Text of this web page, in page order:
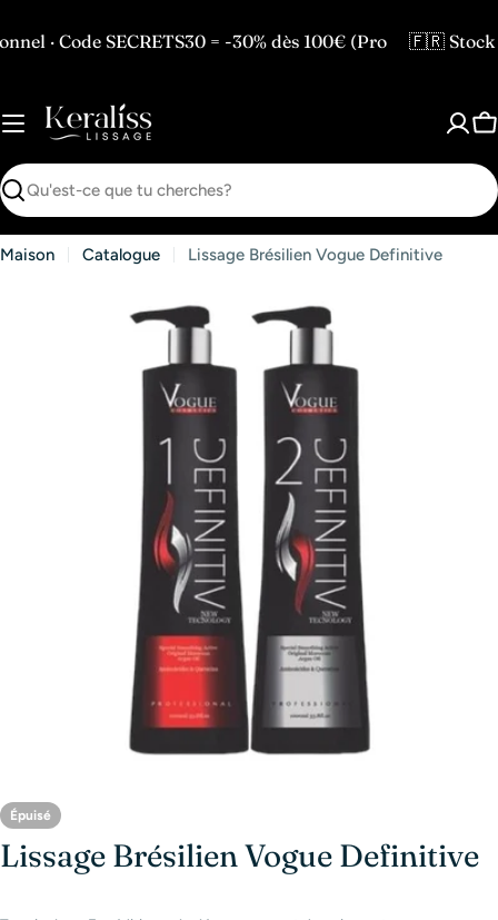
auSECRETS30 = -30% dès 100€ (Pro 🇫🇷 Stock en France
Recherche
Maison Catalogue Lissage Brésilien Vogue Definitive
le média 0 en mode modal
Épuisé
Lissage Brésilien Vogue Definitive